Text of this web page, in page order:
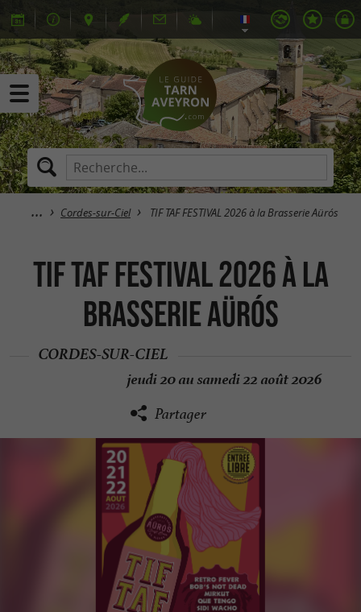
Cordes-sur-Ciel TIF TAF FESTIVAL 2026 à la Brasserie Aürós
TIF TAF FESTIVAL 2026 à la
Brasserie Aürós
CORDES-SUR-CIEL
jeudi 20 au samedi 22 août 2026
Partager